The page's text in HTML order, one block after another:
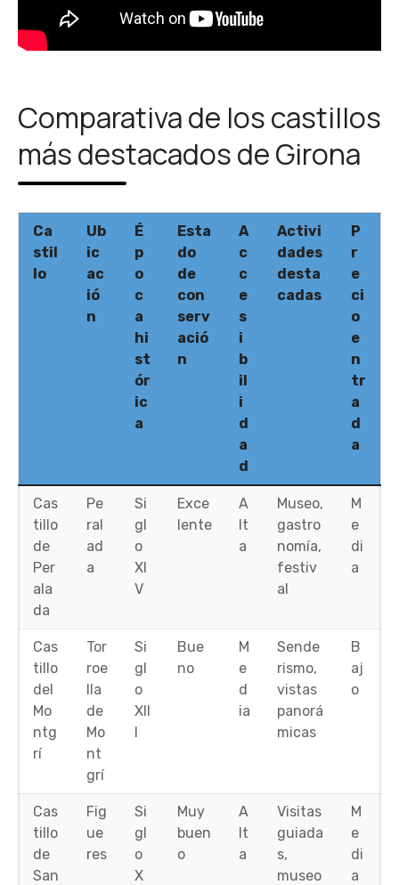
Comparativa de los castillos
más destacados de Girona
Ca
stil
lo
Ub
ic
ac
ió
n
É
p
o
c
a
hi
st
ór
ic
a
Esta
do
de
con
serv
ació
n
A
c
c
e
s
i
b
il
i
d
a
d
Activi
dades
desta
cadas
P
r
e
ci
o
e
n
tr
a
d
a
Cas
tillo
de
Per
ala
da
Pe
ral
ad
a
Si
gl
o
XI
V
Exce
lente
A
lt
a
Museo,
gastro
nomía,
festiv
al
M
e
di
a
Cas
tillo
del
Mo
ntg
rí
Tor
roe
lla
de
Mo
nt
grí
Si
gl
o
XII
I
Bue
no
M
e
d
ia
Sende
rismo,
vistas
panorá
micas
B
aj
o
Cas
tillo
de
San
Fig
ue
res
Si
gl
o
X
Muy
buen
o
A
lt
a
Visitas
guiada
s,
museo
M
e
di
a